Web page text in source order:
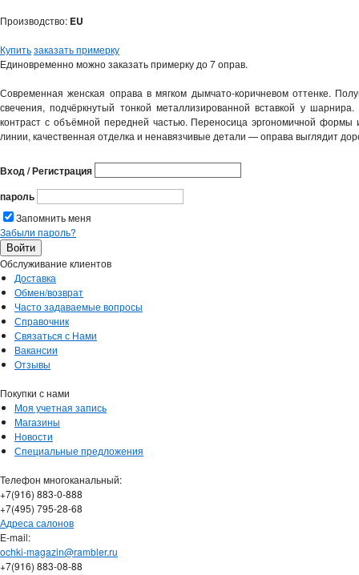
Производство: EU
Купитьзаказать примерку
Единовременно можно заказать примерку до 7 оправ.
Современная женская оправа в мягком дымчато-коричневом оттенке.
свечения, подчёркнутый тонкой металлизированной вставкой у
контраст с объёмной передней частью. Переносица эргономичной
линии, качественная отделка и ненавязчивые детали — оправа выглядит
Вход / Регистрация
пароль
Запомнить меня
Забыли пароль?
Обслуживание клиентов
Доставка
Обмен/возврат
Часто задаваемые вопросы
Справочник
Связаться с Нами
Вакансии
Отзывы
Покупки с нами
Моя учетная запись
Магазины
Новости
Специальные предложения
Телефон многоканальный:
+7(916) 883-0-888
+7(495) 795-28-68
Адреса салонов
Е-mail:
ochki-magazin@rambler.ru
+7(916) 883-08-88